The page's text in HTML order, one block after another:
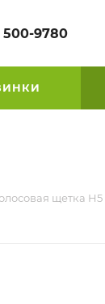
9780
щетка H5